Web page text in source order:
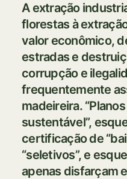
A extração
florestas à
valor econômico,
estradas e
corrupção e
frequentemente
madeireira.
sustentável”,
certificação de
“seletivos”, e
apenas disfarçam